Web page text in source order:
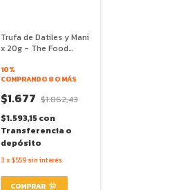
Trufa de Datiles y Mani
x 20g - The Food
10%
COMPRANDO 8 O MÁS
$1.677 $1.862,43
$1.593,15con
Transferencia o
depósito
3 x $559 sin interés